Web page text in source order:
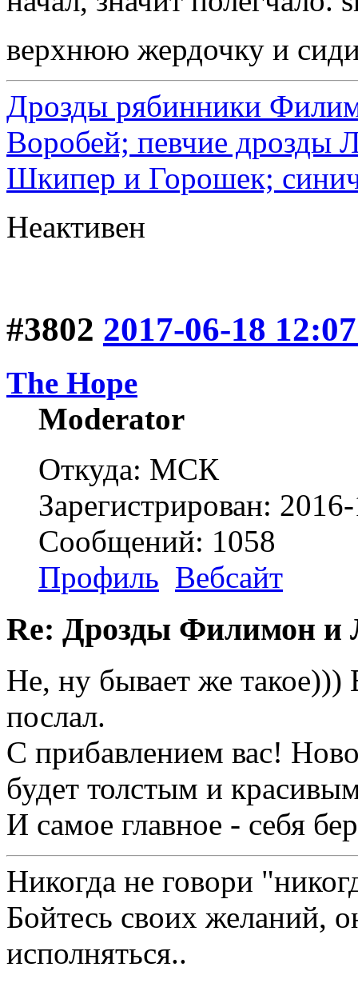
верхнюю жердочку и
Дрозды рябинники
Воробей; певчие дрозды
Шкипер и Горошек;
Неактивен
#3802 2017-06-18
The Hope
Moderator
Откуда: МСК
Зарегистрирован:
Сообщений: 1058
Профиль Вебсайт
Re: Дрозды Филимон и
Не, ну бывает же такое)))
послал.
С прибавлением вас!
будет толстым и
И самое главное - себя
Никогда не говори
Бойтесь своих желаний,
исполняться..